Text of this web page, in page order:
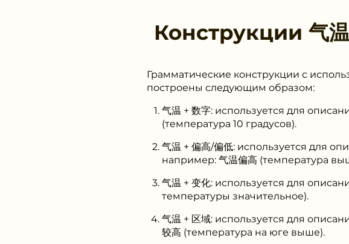
Конструкции 气温
Грамматические конструкции с
построены следующим образом:
气温 + 数字: используется для
(температура 10 градусов).
气温 + 偏高/偏低: используется для
например: 气温偏高 (температура
气温 + 变化: используется для
температуры значительное).
气温 + 区域: используется для
较高 (температура на юге выше).